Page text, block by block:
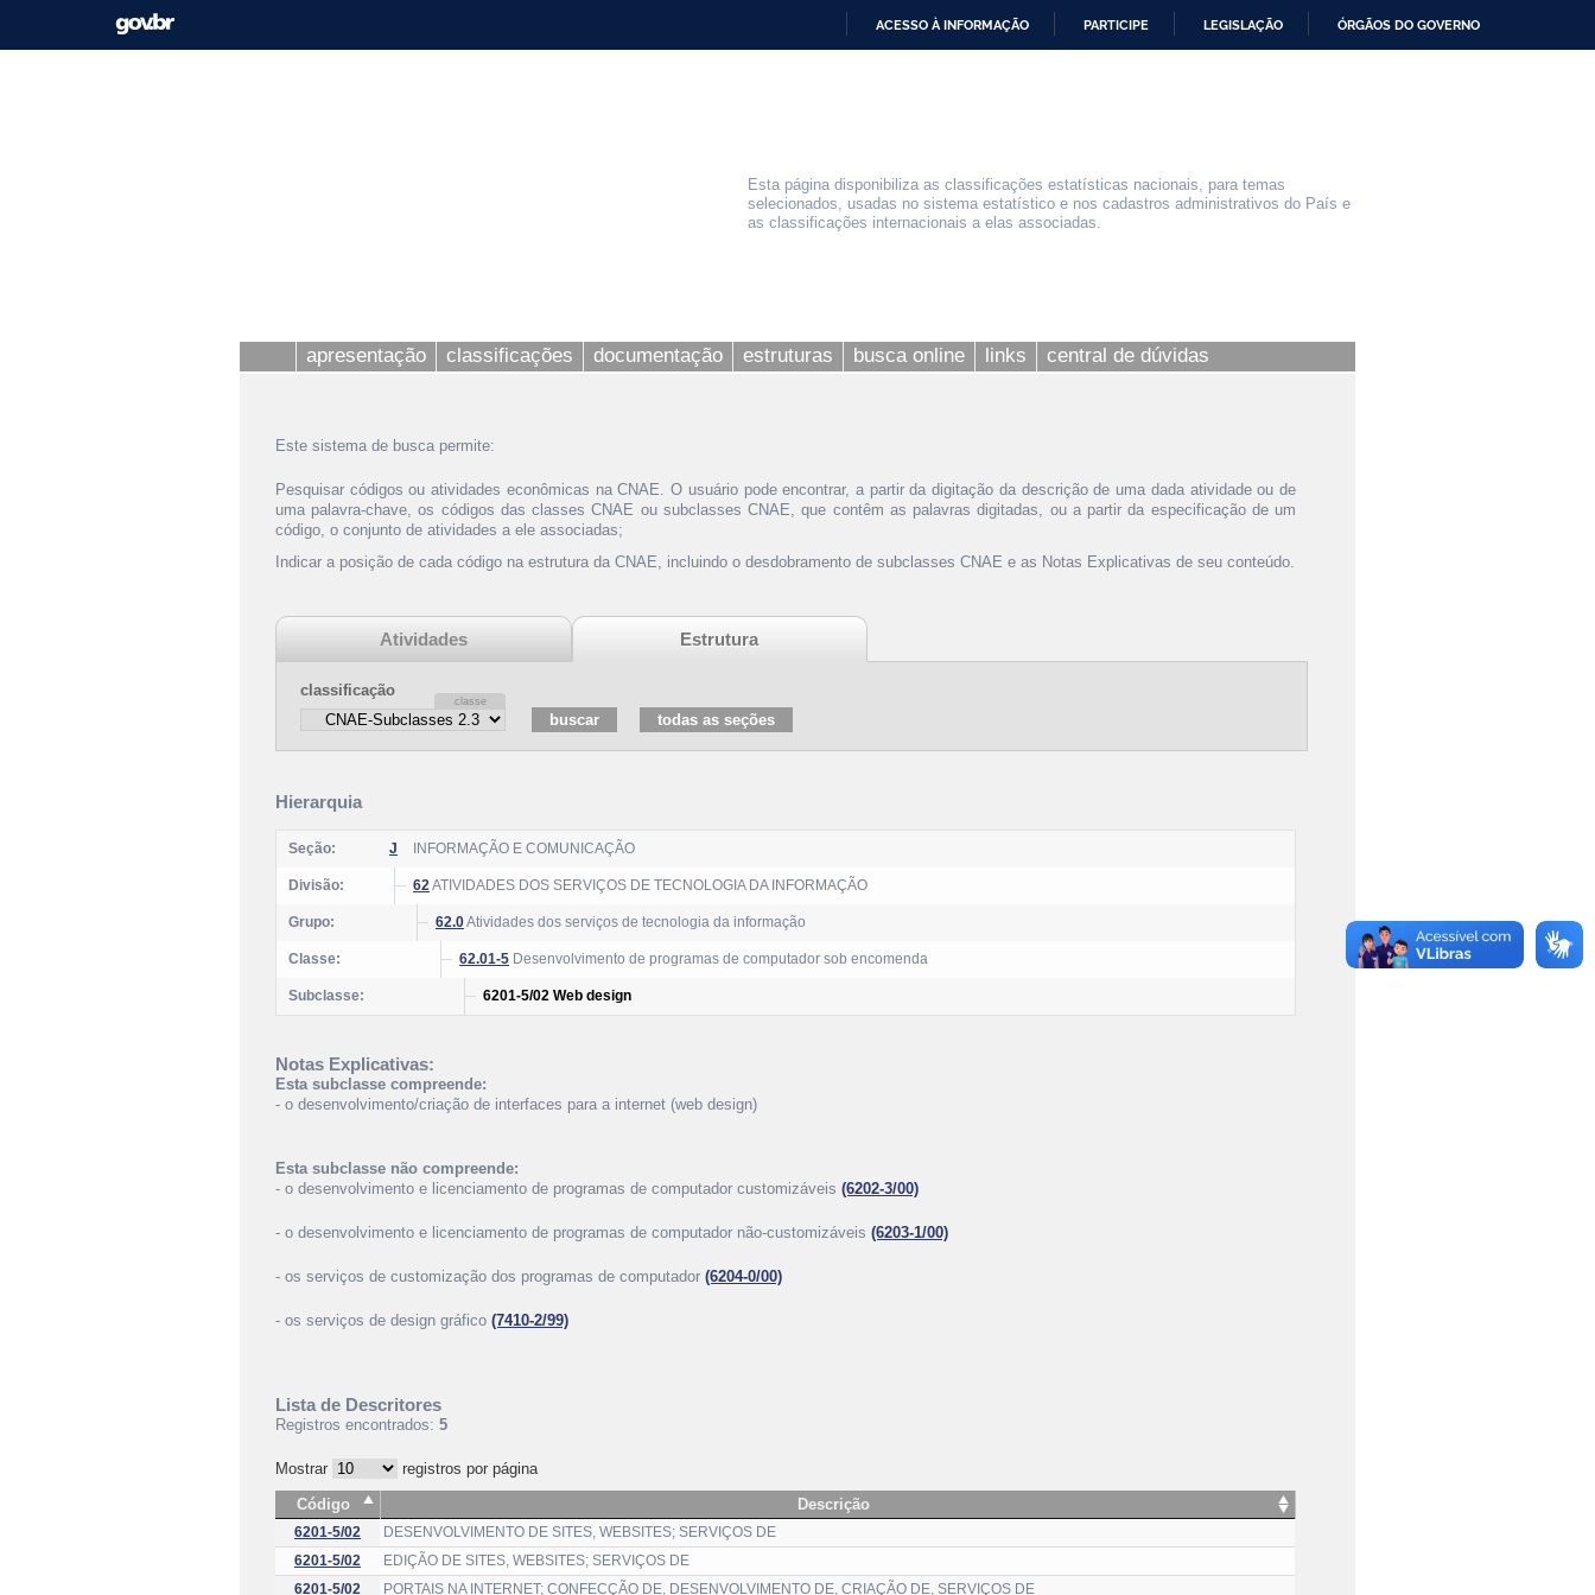
ACESSO À INFORMAÇÃO PARTICIPE LEGISLAÇÃO ÓRGÃOS DO GOVERNO
Esta página disponibiliza as classificações estatísticas nacionais, para temas
selecionados, usadas no sistema estatístico e nos cadastros administrativos do País e
as classificações internacionais a elas associadas.
apresentação classificações documentação estruturas busca online links central de dúvidas
Este sistema de busca permite:
Pesquisar códigos ou atividades econômicas na CNAE. O usuário pode encontrar, a partir da digitação da descrição de uma dada atividade ou de
uma palavra-chave, os códigos das classes CNAE ou subclasses CNAE, que contêm as palavras digitadas, ou a partir da especificação de um
código, o conjunto de atividades a ele associadas;
Indicar a posição de cada código na estrutura da CNAE, incluindo o desdobramento de subclasses CNAE e as Notas Explicativas de seu conteúdo.
Atividades Estrutura
classificação
Hierarquia
Seção: J INFORMAÇÃO E COMUNICAÇÃO
Divisão: 62ATIVIDADES DOS SERVIÇOS DE TECNOLOGIA DA INFORMAÇÃO
Grupo: 62.0Atividades dos serviços de tecnologia da informação
Classe: 62.01-5 Desenvolvimento de programas de computador sob encomenda
Subclasse: 6201-5/02 Web design
Notas Explicativas:
Esta subclasse compreende:
- o desenvolvimento/criação de interfaces para a internet (web design)
Esta subclasse não compreende:
- o desenvolvimento e licenciamento de programas de computador customizáveis (6202-3/00)
- o desenvolvimento e licenciamento de programas de computador não-customizáveis (6203-1/00)
- os serviços de customização dos programas de computador (6204-0/00)
- os serviços de design gráfico (7410-2/99)
Lista de Descritores
Registros encontrados: 5
Mostrar
registros por página
Código
Descrição
6201-5/02
DESENVOLVIMENTO DE SITES, WEBSITES; SERVIÇOS DE
6201-5/02
EDIÇÃO DE SITES, WEBSITES; SERVIÇOS DE
6201-5/02
PORTAIS NA INTERNET; CONFECÇÃO DE, DESENVOLVIMENTO DE, CRIAÇÃO DE, SERVIÇOS DE